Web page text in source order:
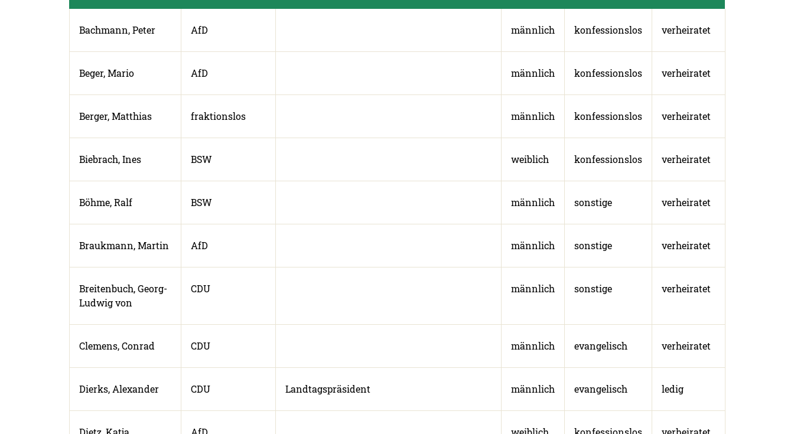
Bachmann, Peter AfD männlich konfessionslos verheiratet
Beger, Mario AfD männlich konfessionslos verheiratet
Berger, Matthias fraktionslos männlich konfessionslos verheiratet
Biebrach, Ines BSW weiblich konfessionslos verheiratet
Böhme, Ralf BSW männlich sonstige verheiratet
Braukmann, Martin AfD männlich sonstige verheiratet
Breitenbuch, Georg-
Ludwig von
CDU männlich sonstige verheiratet
Clemens, Conrad CDU männlich evangelisch verheiratet
Dierks, Alexander CDU Landtagspräsident männlich evangelisch ledig